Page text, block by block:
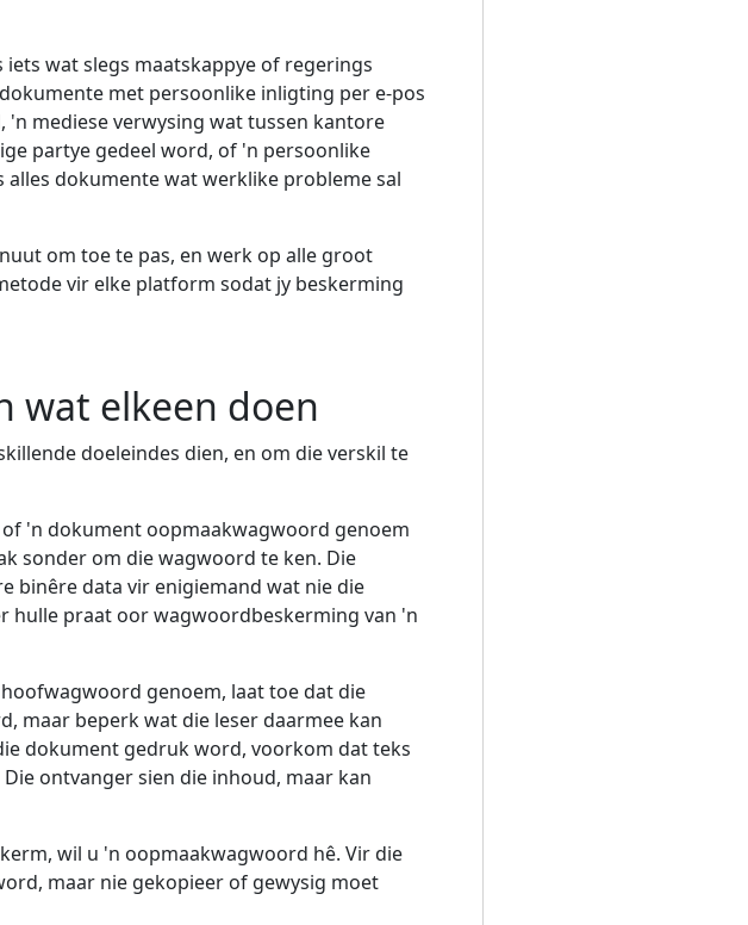
wat slegs maatskappye of regerings
met persoonlike inligting per e-pos
mediese verwysing wat tussen kantore
partye gedeel word, of 'n persoonlike
dokumente wat werklike probleme sal
om toe te pas, en werk op alle groot
vir elke platform sodat jy beskerming
wat elkeen doen
doeleindes dien, en om die verskil te
'n dokument oopmaakwagwoord genoem
sonder om die wagwoord te ken. Die
binêre data vir enigiemand wat nie die
hulle praat oor wagwoordbeskerming van 'n
genoem, laat toe dat die
maar beperk wat die leser daarmee kan
dokument gedruk word, voorkom dat teks
ontvanger sien die inhoud, maar kan
wil u 'n oopmaakwagwoord hê. Vir die
maar nie gekopieer of gewysig moet